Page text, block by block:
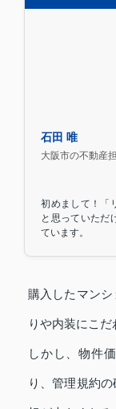
石田 唯
大阪市の不動産
初めまして！「
と思っていただ
ています。
購入したマン
りや内装にこだ
しかし、物件
り、管理規約